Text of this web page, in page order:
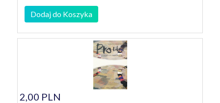
Dodaj do Koszyka
2,00 PLN